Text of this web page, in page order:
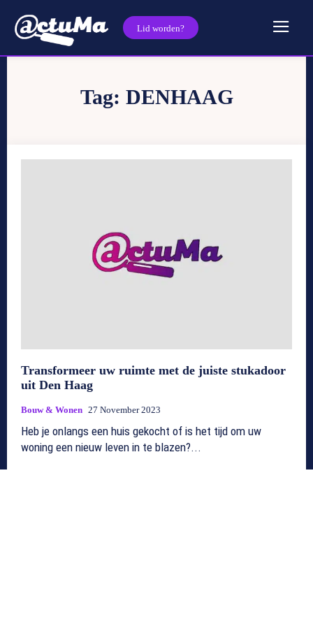
Lid worden?
Tag: DENHAAG
Transformeer uw ruimte met de juiste stukadoor
uit Den Haag
Bouw & Wonen 27 November 2023
Heb je onlangs een huis gekocht of is het tijd om uw
woning een nieuw leven in te blazen?...